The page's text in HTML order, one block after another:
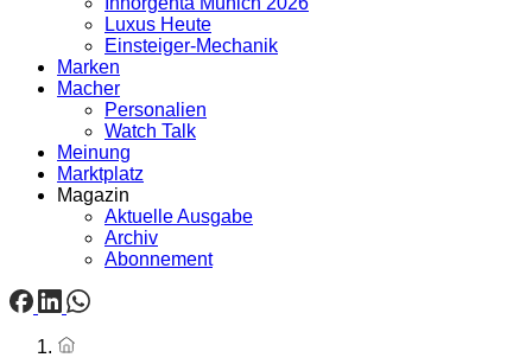
Luxus Heute
Einsteiger-Mechanik
Marken
Macher
Personalien
Watch Talk
Meinung
Marktplatz
Magazin
Aktuelle Ausgabe
Archiv
Abonnement
Startseite